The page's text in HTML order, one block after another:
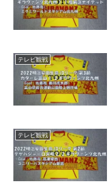
テレビ観戦
テレビ観戦